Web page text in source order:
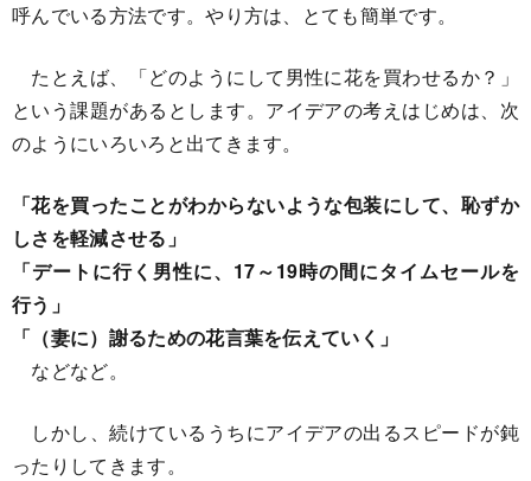
呼んでいる方法です。やり方は、とても簡単です。
たとえば、「どのようにして男性に花を買わせるか？」
という課題があるとします。アイデアの考えはじめは、次
のようにいろいろと出てきます。
「花を買ったことがわからないような包装にして、恥ずか
しさを軽減させる」
「デートに行く男性に、17～19時の間にタイムセールを
行う」
「（妻に）謝るための花言葉を伝えていく」
などなど。
しかし、続けているうちにアイデアの出るスピードが鈍
ったりしてきます。